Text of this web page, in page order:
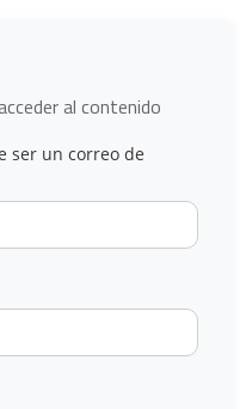
al contenido
ser un correo de